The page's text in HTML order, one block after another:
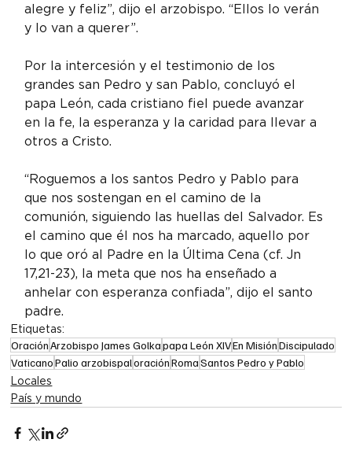
alegre y feliz”, dijo el arzobispo. “Ellos lo verán
y lo van a querer”.
Por la intercesión y el testimonio de los
grandes san Pedro y san Pablo, concluyó el
papa León, cada cristiano fiel puede avanzar
en la fe, la esperanza y la caridad para llevar a
otros a Cristo.
“Roguemos a los santos Pedro y Pablo para
que nos sostengan en el camino de la
comunión, siguiendo las huellas del Salvador. Es
el camino que él nos ha marcado, aquello por
lo que oró al Padre en la Última Cena (cf. Jn
17,21-23), la meta que nos ha enseñado a
anhelar con esperanza confiada”, dijo el santo
padre.
Etiquetas:
Oración Arzobispo James Golka papa León XIVEn Misión Discipulado
Vaticano Palio arzobispal oración Roma Santos Pedro y Pablo
Locales
País y mundo